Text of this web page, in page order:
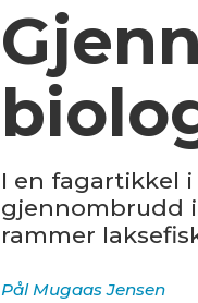
I en fagartikkel
gjennombrudd
rammer
Pål Mugaas Jensen